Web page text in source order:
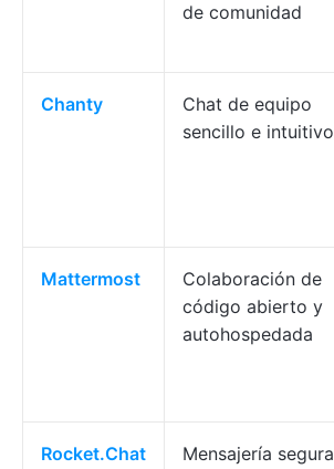
de comunidad
Chanty
Chat de equipo
sencillo e intuitivo
Mattermost
Colaboración de
código abierto y
autohospedada
Rocket.Chat
Mensajería segura